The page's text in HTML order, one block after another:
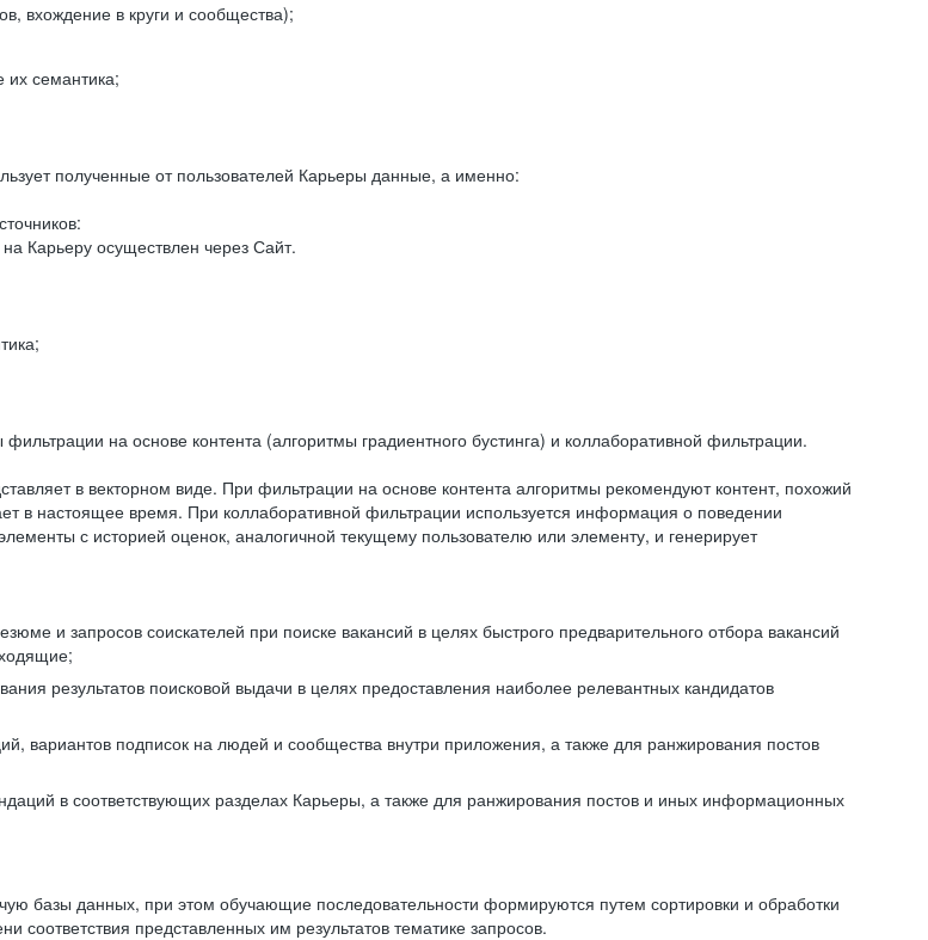
вхождение в круги и сообщества);
их семантика;
полученные от пользователей Карьеры данные, а именно:
Карьеру осуществлен через Сайт.
на основе контента (алгоритмы градиентного бустинга) и коллаборативной фильтрации.
в векторном виде. При фильтрации на основе контента алгоритмы рекомендуют контент, похожий
в настоящее время. При коллаборативной фильтрации используется информация о поведении
с историей оценок, аналогичной текущему пользователю или элементу, и генерирует
и запросов соискателей при поиске вакансий в целях быстрого предварительного отбора вакансий
результатов поисковой выдачи в целях предоставления наиболее релевантных кандидатов
вариантов подписок на людей и сообщества внутри приложения, а также для ранжирования постов
в соответствующих разделах Карьеры, а также для ранжирования постов и иных информационных
базы данных, при этом обучающие последовательности формируются путем сортировки и обработки
представленных им результатов тематике запросов.